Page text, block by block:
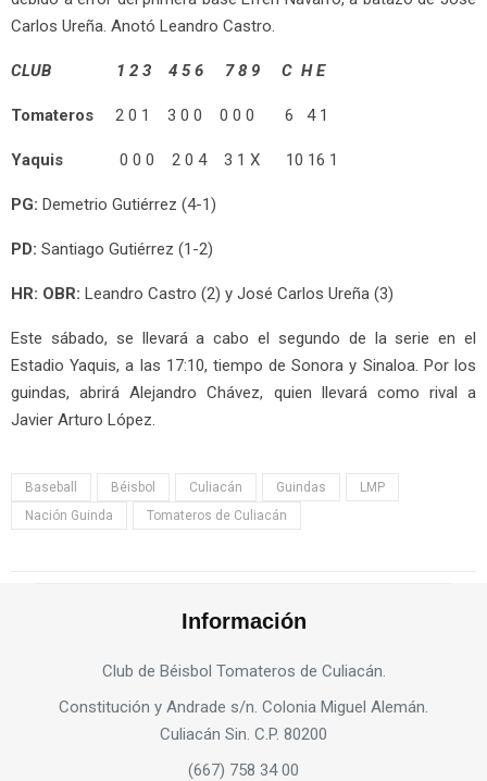
Carlos Ureña. Anotó Leandro Castro.
CLUB 1 2 3 4 5 6 7 8 9 C H E
Tomateros 2 0 1 3 0 0 0 0 0 6 4 1
Yaquis 0 0 0 2 0 4 3 1 X 10 16 1
PG: Demetrio Gutiérrez (4-1)
PD: Santiago Gutiérrez (1-2)
HR: OBR: Leandro Castro (2) y José Carlos Ureña (3)
Este sábado, se llevará a cabo el segundo de la serie en el
Estadio Yaquis, a las 17:10, tiempo de Sonora y Sinaloa. Por los
guindas, abrirá Alejandro Chávez, quien llevará como rival a
Javier Arturo López.
Baseball Béisbol Culiacán Guindas
LMP
Nación Guinda
Tomateros de Culiacán
Información
Club de Béisbol Tomateros de Culiacán.
Constitución y Andrade s/n. Colonia Miguel Alemán.
Culiacán Sin. C.P. 80200
(667) 758 34 00